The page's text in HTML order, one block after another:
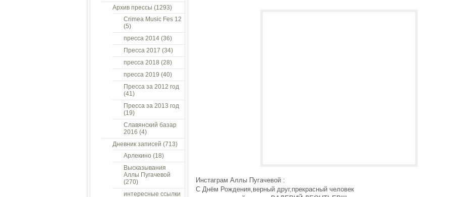
Инстаграм Аллы Пугачевой :
С Днём Рождения,верный друг,прекрасный человек
Архив прессы (1293)
Crimea Music Fes 12
(5)
пресса 2014(36)
Пресса 2017 (34)
пресса 2018 (28)
пресса 2019 (40)
Пресса за 2012 год
(41)
Пресса за 2013 год
(19)
Славянский базар
2016 (4)
Дневник записей (713)
Арлекино (18)
Высказывания
Аллы Пугачевой
(270)
интересные ссылки